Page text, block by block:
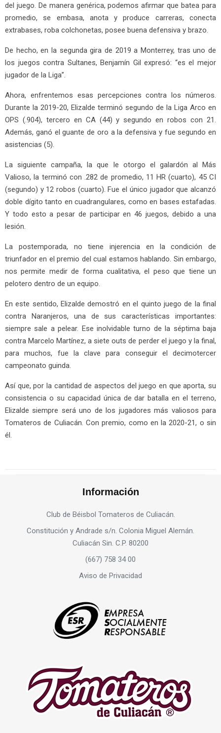
del juego. De manera genérica, podemos afirmar que batea para
promedio, se embasa, anota y produce carreras, conecta
extrabases, roba colchonetas, posee buena defensiva y brazo.
De hecho, en la segunda gira de 2019 a Monterrey, tras uno de
los juegos contra Sultanes, Benjamín Gil expresó: “es el mejor
jugador de la Liga”.
Ahora, enfrentemos esas percepciones contra los números.
Durante la 2019-20, Elizalde terminó segundo de la Liga Arco en
OPS (.904), tercero en CA (44) y segundo en robos con 21.
Además, ganó el guante de oro a la defensiva y fue segundo en
asistencias (5).
La siguiente campaña, la que le otorgo el galardón al Más
Valioso, la terminó con .282 de promedio, 11 HR (cuarto), 45 CI
(segundo) y 12 robos (cuarto). Fue el único jugador que alcanzó
doble dígito tanto en cuadrangulares, como en bases estafadas.
Y todo esto a pesar de participar en 46 juegos, debido a una
lesión.
La postemporada, no tiene injerencia en la condición de
triunfador en el premio del cual estamos hablando. Sin embargo,
nos permite medir de forma cualitativa, el peso que tiene un
pelotero dentro de un equipo.
En este sentido, Elizalde demostró en el quinto juego de la final
contra Naranjeros, una de sus características importantes:
siempre sale a pelear. Ese inolvidable turno de la séptima baja
contra Marcelo Martínez, a siete outs de perder el juego y la final,
para muchos, fue la clave para conseguir el decimotercer
campeonato guinda.
Así que, por la cantidad de aspectos del juego en que aporta, su
consistencia o su capacidad única de dar batalla en el terreno,
Elizalde siempre será uno de los jugadores más valiosos para
Tomateros de Culiacán. Con premio, como en la 2020-21, o sin
él.
Información
Club de Béisbol Tomateros de Culiacán.
Constitución y Andrade s/n. Colonia Miguel Alemán.
Culiacán Sin. C.P. 80200
(667) 758 34 00
Aviso de Privacidad